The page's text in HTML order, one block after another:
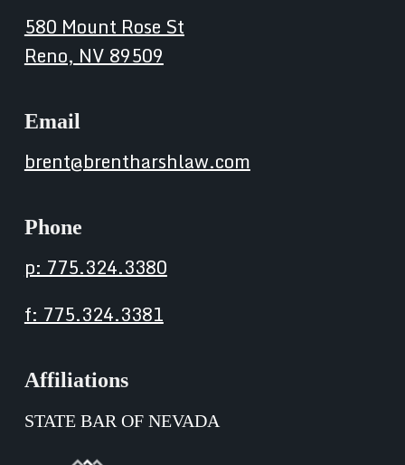
580 Mount Rose St
Reno, NV 89509
Email
brent@brentharshlaw.com
Phone
p: 775.324.3380
f: 775.324.3381
Affiliations
STATE BAR OF NEVADA